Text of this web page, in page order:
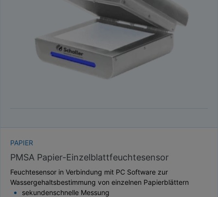
GEWICHT / MASSE
PAPIER
PMSA Papier-Einzelblattfeuchtesensor
Feuchtesensor in Verbindung mit PC Software zur
Wassergehaltsbestimmung von einzelnen Papierblättern
sekundenschnelle Messung